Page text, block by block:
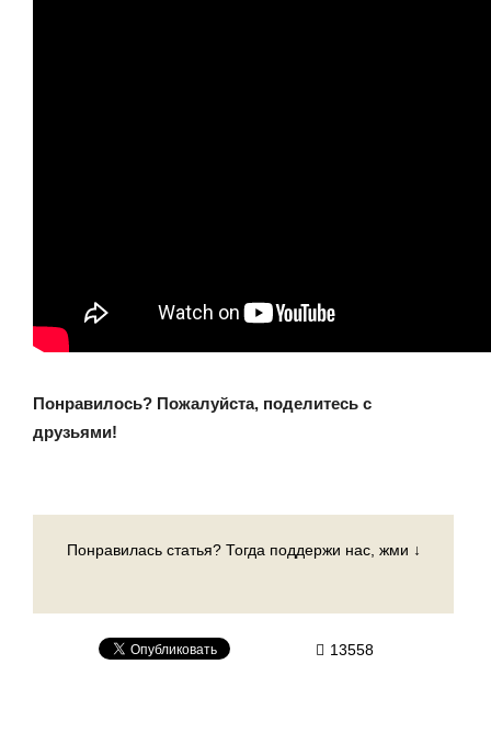
Понравилось? Пожалуйста, поделитесь с
друзьями!
Понравилась статья? Тогда поддержи нас, жми ↓
13558